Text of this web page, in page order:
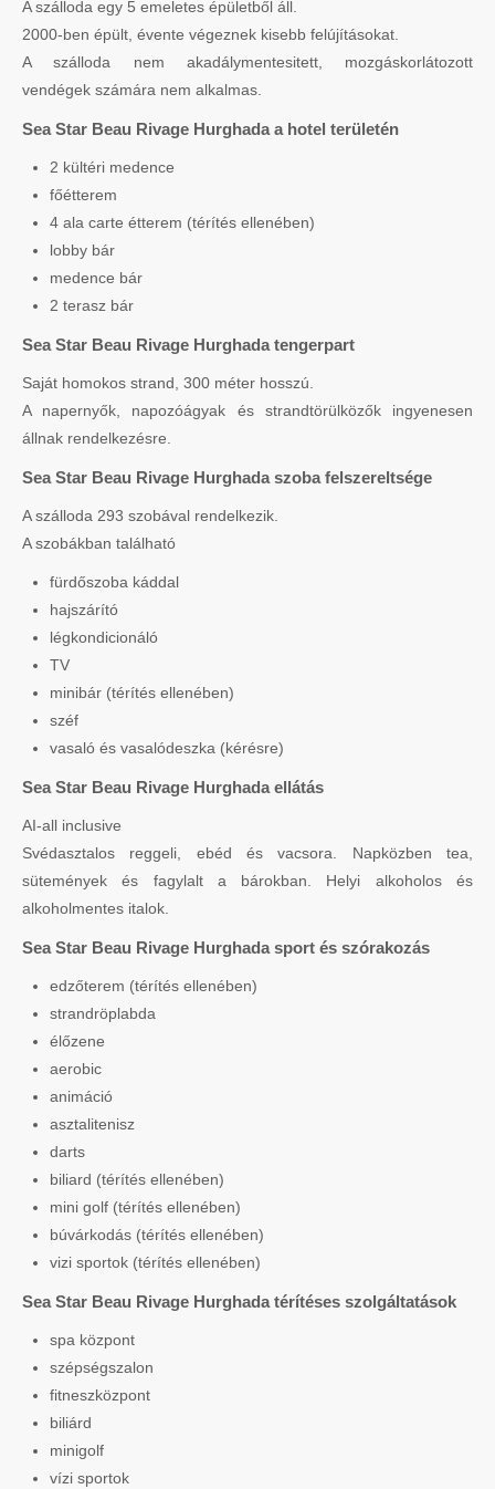
A szálloda egy 5 emeletes épületből áll.
2000-ben épült, évente végeznek kisebb felújításokat.
A szálloda nem akadálymentesitett, mozgáskorlátozott
vendégek számára nem alkalmas.
Sea Star Beau Rivage Hurghada a hotel területén
2 kültéri medence
főétterem
4 ala carte étterem (térítés ellenében)
lobby bár
medence bár
2 terasz bár
Sea Star Beau Rivage Hurghada tengerpart
Saját homokos strand, 300 méter hosszú.
A napernyők, napozóágyak és strandtörülközők ingyenesen
állnak rendelkezésre.
Sea Star Beau Rivage Hurghada szoba felszereltsége
A szálloda 293 szobával rendelkezik.
A szobákban található
fürdőszoba káddal
hajszárító
légkondicionáló
TV
minibár (térítés ellenében)
széf
vasaló és vasalódeszka (kérésre)
Sea Star Beau Rivage Hurghada ellátás
AI-all inclusive
Svédasztalos reggeli, ebéd és vacsora. Napközben tea,
sütemények és fagylalt a bárokban. Helyi alkoholos és
alkoholmentes italok.
Sea Star Beau Rivage Hurghada sport és szórakozás
edzőterem (térítés ellenében)
strandröplabda
élőzene
aerobic
animáció
asztalitenisz
darts
biliard (térítés ellenében)
mini golf (térítés ellenében)
búvárkodás (térítés ellenében)
vizi sportok (térítés ellenében)
Sea Star Beau Rivage Hurghada térítéses szolgáltatások
spa központ
szépségszalon
fitneszközpont
biliárd
minigolf
vízi sportok